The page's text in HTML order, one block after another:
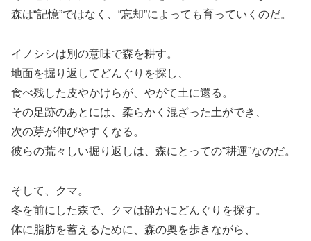
森は“記憶”ではなく、“忘却”によっても育っていくのだ。
イノシシは別の意味で森を耕す。
地面を掘り返してどんぐりを探し、
食べ残した皮やかけらが、やがて土に還る。
その足跡のあとには、柔らかく混ざった土ができ、
次の芽が伸びやすくなる。
彼らの荒々しい掘り返しは、森にとっての“耕運”なのだ。
そして、クマ。
冬を前にした森で、クマは静かにどんぐりを探す。
体に脂肪を蓄えるために、森の奥を歩きながら、